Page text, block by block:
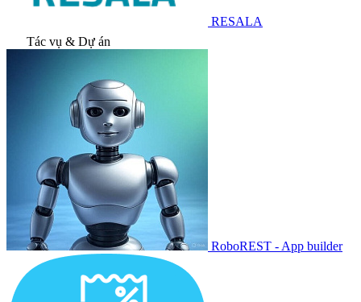
RESALA
Tác vụ & Dự án
RoboREST - App builder